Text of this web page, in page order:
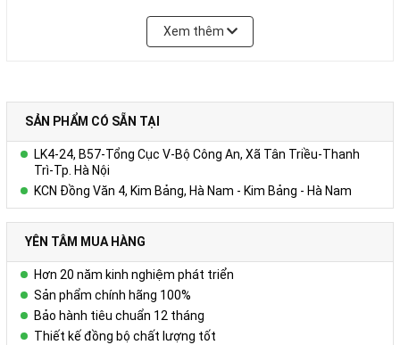
Xem thêm
SẢN PHẨM CÓ SẴN TẠI
LK4-24, B57-Tổng Cục V-Bộ Công An, Xã Tân Triều-Thanh
Trì-Tp. Hà Nội
KCN Đồng Văn 4, Kim Bảng, Hà Nam - Kim Bảng - Hà Nam
YÊN TÂM MUA HÀNG
Hơn 20 năm kinh nghiệm phát triển
Sản phẩm chính hãng 100%
Bảo hành tiêu chuẩn 12 tháng
Thiết kế đồng bộ chất lượng tốt